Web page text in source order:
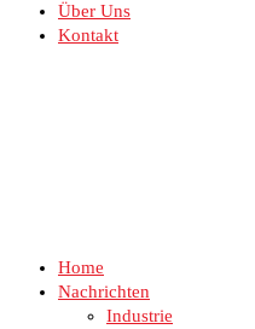
Über Uns
Kontakt
Home
Nachrichten
Industrie